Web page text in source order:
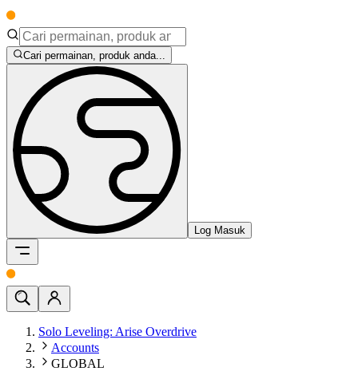
Cari permainan, produk anda...
Log Masuk
Solo Leveling: Arise Overdrive
Accounts
GLOBAL